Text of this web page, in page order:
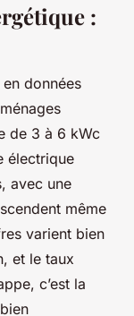
:
données
de 3 à 6 kWc
électrique
avec une
même
varient bien
et le taux
c’est la